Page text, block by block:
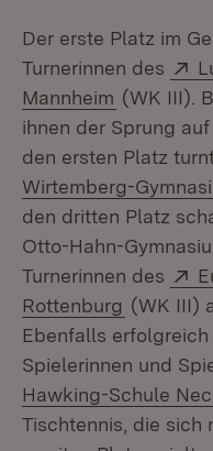
Der erste Platz im
Turnerinnen des
Mannheim (Öffnet in
(WK III).
ihnen der Sprung
den ersten Platz
Wirtemberg-
den dritten Platz
Otto-Hahn-
Turnerinnen des
Rottenburg (Öffnet
(WK III)
Ebenfalls
Spielerinnen und
Hawking-Schule
Tischtennis, die sich